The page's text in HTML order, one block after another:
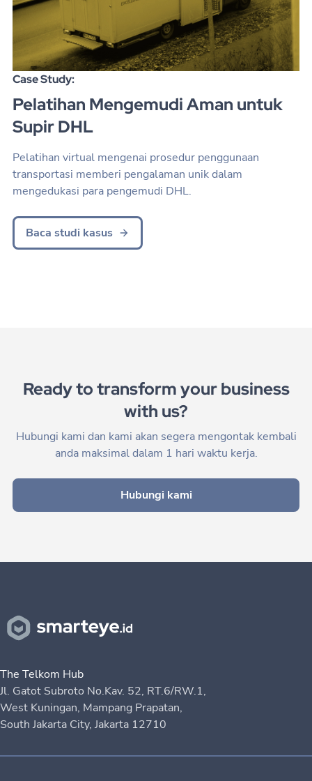
Case Study:
Pelatihan Mengemudi Aman untuk
Supir DHL
Pelatihan virtual mengenai prosedur penggunaan
transportasi memberi pengalaman unik dalam
mengedukasi para pengemudi DHL.
Baca studi kasus
Ready to transform your business
with us?
Hubungi kami dan kami akan segera mengontak kembali
anda maksimal dalam 1 hari waktu kerja.
Hubungi kami
The Telkom Hub
Jl. Gatot Subroto No.Kav. 52, RT.6/RW.1,
West Kuningan, Mampang Prapatan,
South Jakarta City, Jakarta 12710